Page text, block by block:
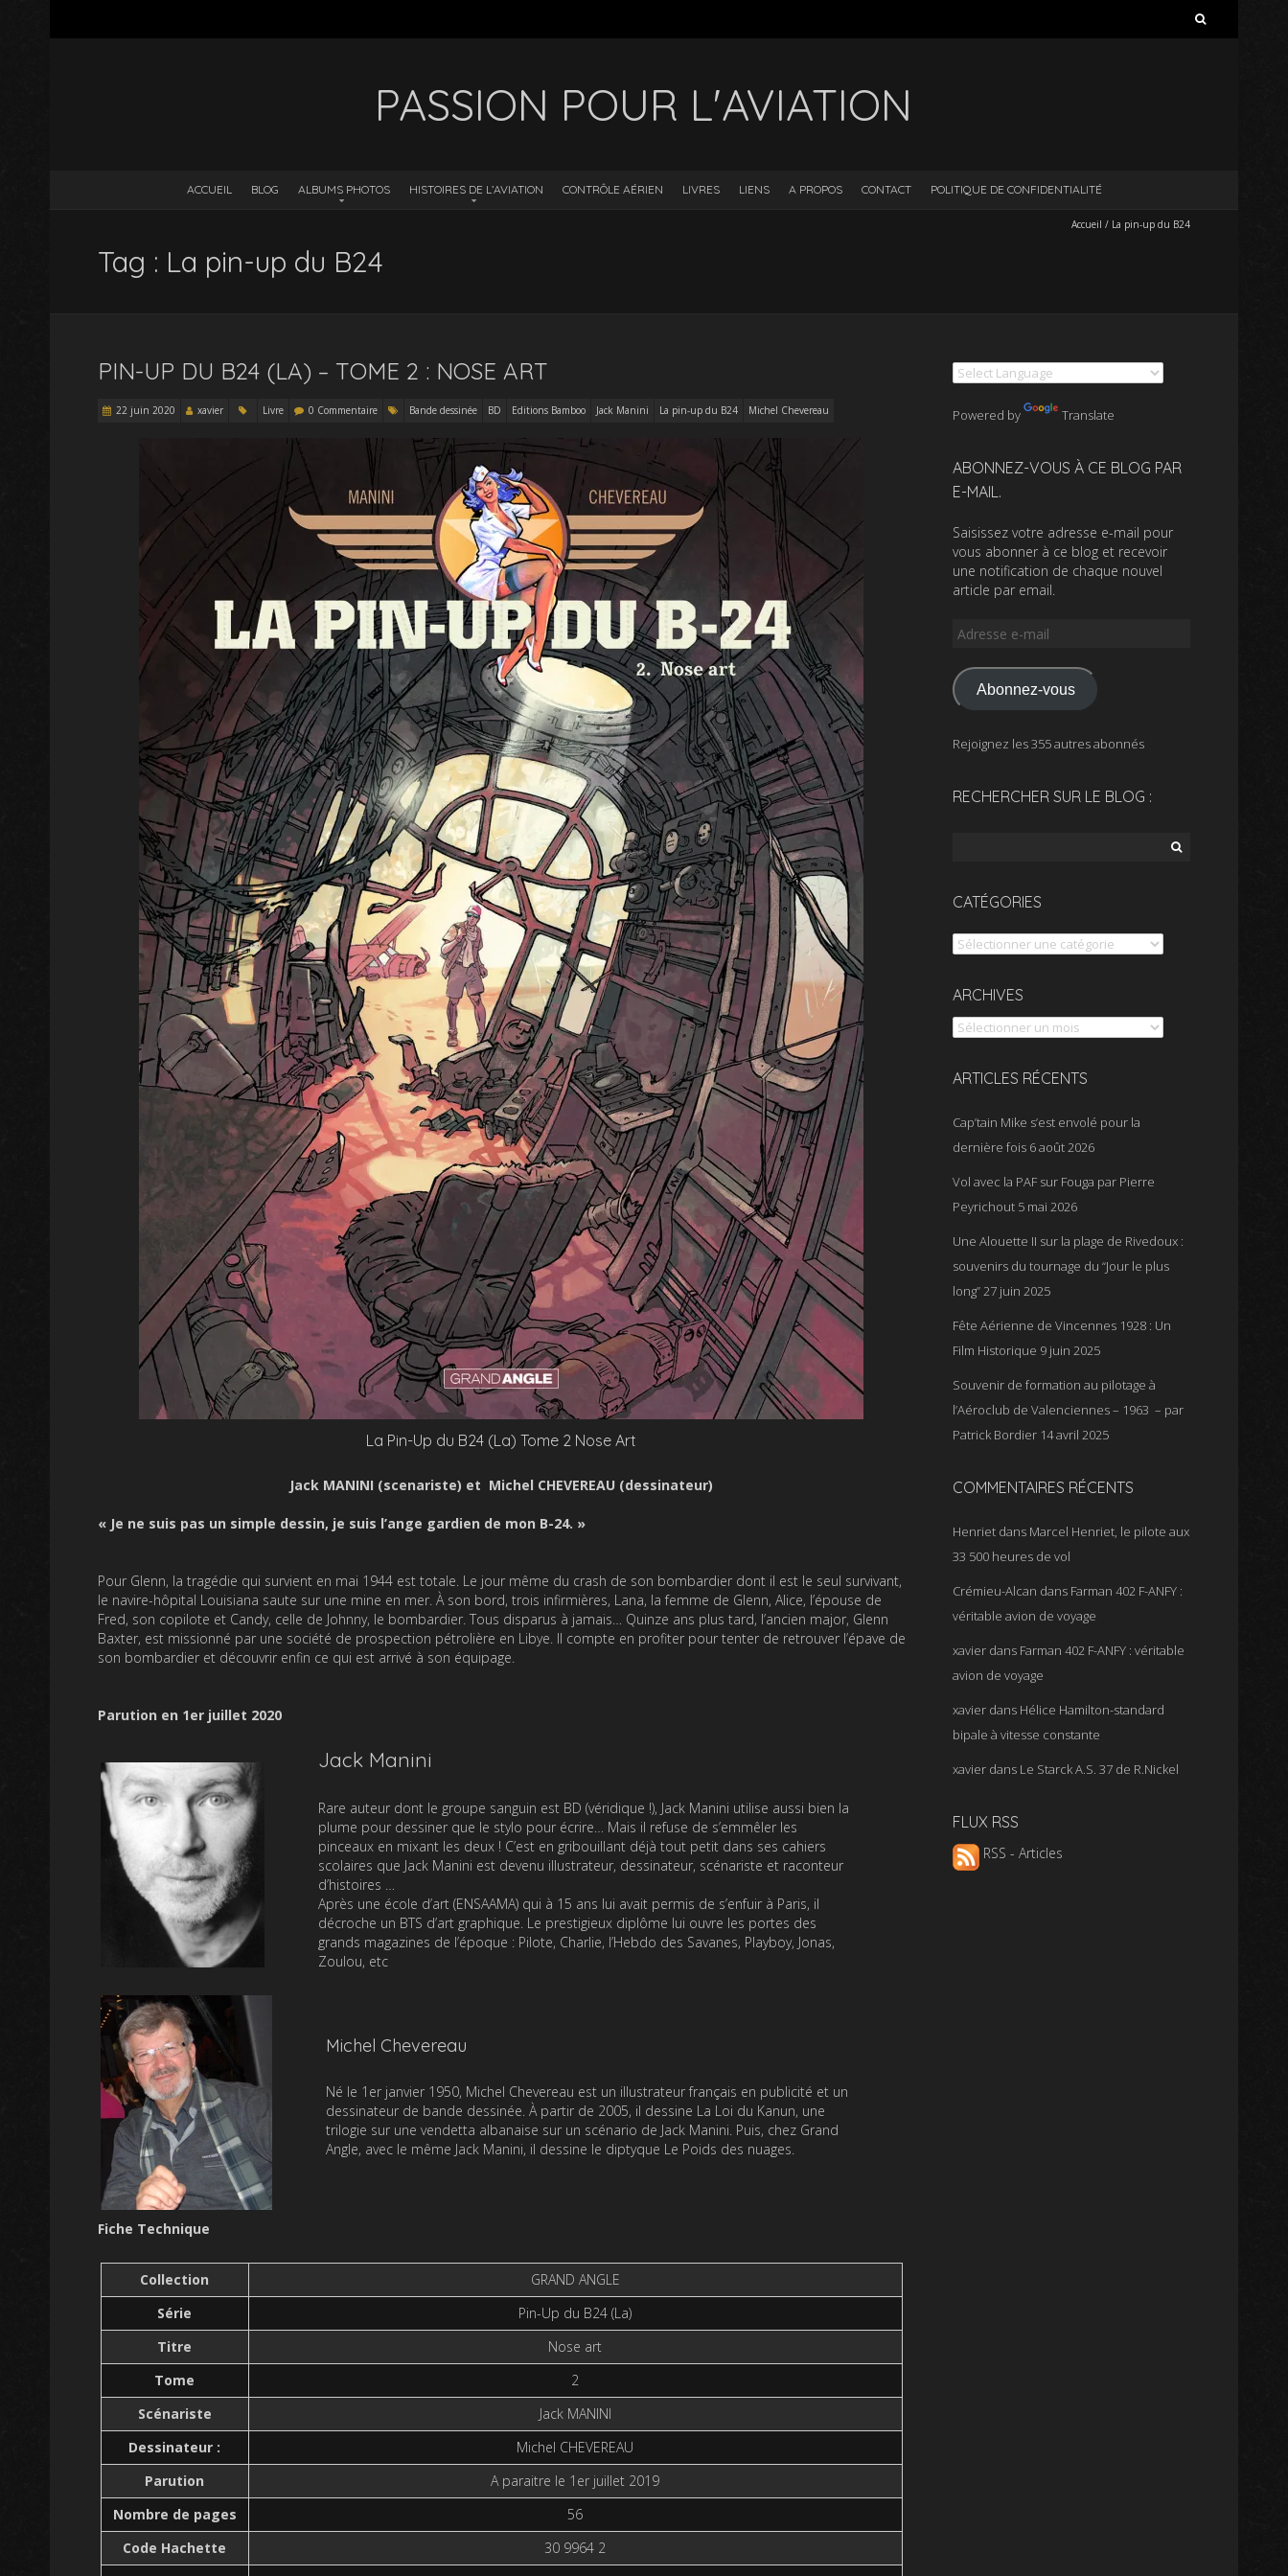
PASSION POUR L'AVIATION
ACCUEIL BLOG ALBUMS PHOTOS HISTOIRES DE L’AVIATION CONTRÔLE AÉRIEN LIVRES LIENS A PROPOS CONTACT POLITIQUE DE CONFIDENTIALITÉ
Accueil / La pin-up du B24
Tag : La pin-up du B24
PIN-UP DU B24 (LA) – TOME 2 : NOSE ART
22 juin 2020 xavier Livre 0 Commentaire Bande dessinée BD Editions Bamboo Jack Manini La pin-up du B24 Michel Chevereau
La Pin-Up du B24 (La) Tome 2 Nose Art
Jack MANINI (scenariste) et Michel CHEVEREAU (dessinateur)
« Je ne suis pas un simple dessin, je suis l’ange gardien de mon B-24. »
Pour Glenn, la tragédie qui survient en mai 1944 est totale. Le jour même du crash de son bombardier dont il est le seul survivant,
le navire-hôpital Louisiana saute sur une mine en mer. À son bord, trois infirmières, Lana, la femme de Glenn, Alice, l’épouse de
Fred, son copilote et Candy, celle de Johnny, le bombardier. Tous disparus à jamais… Quinze ans plus tard, l’ancien major, Glenn
Baxter, est missionné par une société de prospection pétrolière en Libye. Il compte en profiter pour tenter de retrouver l’épave de
son bombardier et découvrir enfin ce qui est arrivé à son équipage.
Parution en 1er juillet 2020
Jack Manini
Rare auteur dont le groupe sanguin est BD (véridique !), Jack Manini utilise aussi bien la
plume pour dessiner que le stylo pour écrire… Mais il refuse de s’emmêler les
pinceaux en mixant les deux ! C’est en gribouillant déjà tout petit dans ses cahiers
scolaires que Jack Manini est devenu illustrateur, dessinateur, scénariste et raconteur
d’histoires …
Après une école d’art (ENSAAMA) qui à 15 ans lui avait permis de s’enfuir à Paris, il
décroche un BTS d’art graphique. Le prestigieux diplôme lui ouvre les portes des
grands magazines de l’époque : Pilote, Charlie, l’Hebdo des Savanes, Playboy, Jonas,
Zoulou, etc
Michel Chevereau
Né le 1er janvier 1950, Michel Chevereau est un illustrateur français en publicité et un
dessinateur de bande dessinée. À partir de 2005, il dessine La Loi du Kanun, une
trilogie sur une vendetta albanaise sur un scénario de Jack Manini. Puis, chez Grand
Angle, avec le même Jack Manini, il dessine le diptyque Le Poids des nuages.
Fiche Technique
Collection
GRAND ANGLE
Série
Pin-Up du B24 (La)
Titre
Nose art
Tome
2
Scénariste
Jack MANINI
Dessinateur :
Michel CHEVEREAU
Parution
A paraitre le 1er juillet 2019
Nombre de pages
56
Code Hachette
30 9964 2
Powered by Translate
ABONNEZ-VOUS À CE BLOG PAR
E-MAIL.
Saisissez votre adresse e-mail pour
vous abonner à ce blog et recevoir
une notification de chaque nouvel
article par email.
Adresse
mail
Abonnez-vous
Rejoignez les 355 autres abonnés
RECHERCHER SUR LE BLOG :
CATÉGORIES
Catégories
ARCHIVES
Archives
ARTICLES RÉCENTS
Cap’tain Mike s’est envolé pour la
dernière fois 6 août 2026
Vol avec la PAF sur Fouga par Pierre
Peyrichout 5 mai 2026
Une Alouette II sur la plage de Rivedoux :
souvenirs du tournage du “Jour le plus
long”27 juin 2025
Fête Aérienne de Vincennes 1928 : Un
Film Historique 9 juin 2025
Souvenir de formation au pilotage à
l’Aéroclub de Valenciennes – 1963 – par
Patrick Bordier 14 avril 2025
COMMENTAIRES RÉCENTS
Henriet dans Marcel Henriet, le pilote aux
33 500 heures de vol
Crémieu-Alcan dans Farman 402 F-ANFY :
véritable avion de voyage
xavier dans Farman 402 F-ANFY : véritable
avion de voyage
xavier dans Hélice Hamilton-standard
bipale à vitesse constante
xavier dans Le Starck A.S. 37 de R.Nickel
FLUX RSS
RSS - Articles